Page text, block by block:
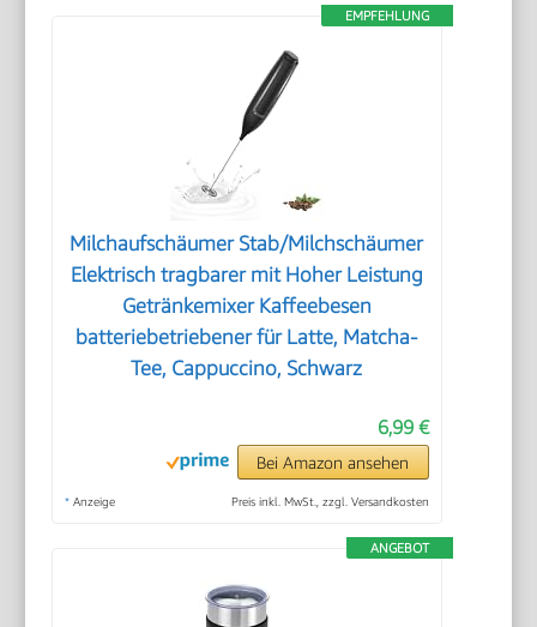
EMPFEHLUNG
Milchaufschäumer Stab/Milchschäumer
Elektrisch tragbarer mit Hoher Leistung
Getränkemixer Kaffeebesen
batteriebetriebener für Latte, Matcha-
Tee, Cappuccino, Schwarz
6,99 €
Bei Amazon ansehen
* Anzeige Preis inkl. MwSt., zzgl. Versandkosten
ANGEBOT